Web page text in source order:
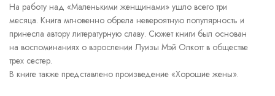
На работу над «Маленькими женщинами» ушло всего три
месяца. Книга мгновенно обрела невероятную популярность и
принесла автору литературную славу. Сюжет книги был основан
на воспоминаниях о взрослении Луизы Мэй Олкотт в обществе
трех сестер.
В книге также представлено произведение «Хорошие жены».